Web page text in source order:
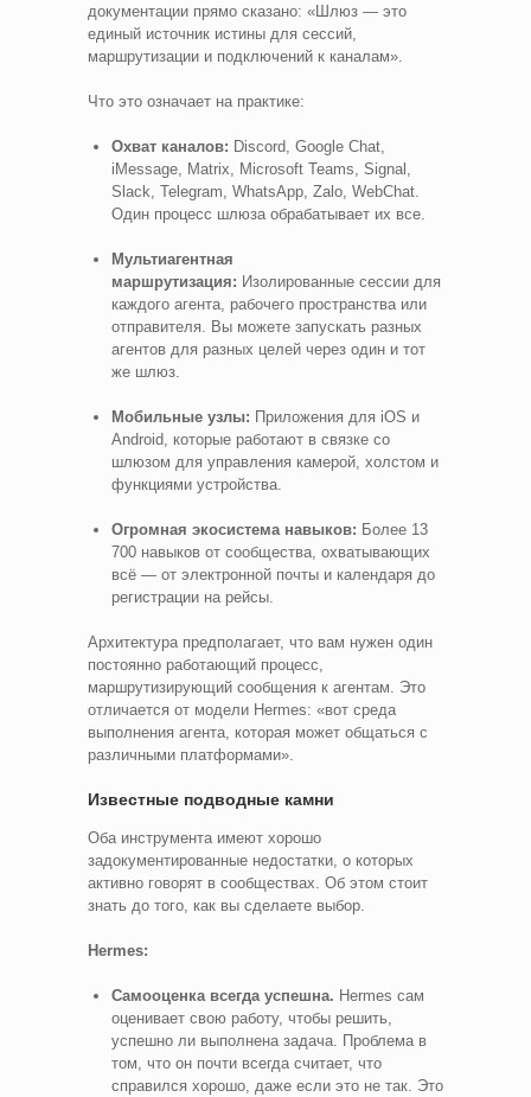
документации прямо сказано: «Шлюз — это
единый источник истины для сессий,
маршрутизации и подключений к каналам».
Что это означает на практике:
Охват каналов: Discord, Google Chat,
iMessage, Matrix, Microsoft Teams, Signal,
Slack, Telegram, WhatsApp, Zalo, WebChat.
Один процесс шлюза обрабатывает их все.
Мультиагентная
маршрутизация: Изолированные сессии для
каждого агента, рабочего пространства или
отправителя. Вы можете запускать разных
агентов для разных целей через один и тот
же шлюз.
Мобильные узлы: Приложения для iOS и
Android, которые работают в связке со
шлюзом для управления камерой, холстом и
функциями устройства.
Огромная экосистема навыков: Более 13
700 навыков от сообщества, охватывающих
всё — от электронной почты и календаря до
регистрации на рейсы.
Архитектура предполагает, что вам нужен один
постоянно работающий процесс,
маршрутизирующий сообщения к агентам. Это
отличается от модели Hermes: «вот среда
выполнения агента, которая может общаться с
различными платформами».
Известные подводные камни
Оба инструмента имеют хорошо
задокументированные недостатки, о которых
активно говорят в сообществах. Об этом стоит
знать до того, как вы сделаете выбор.
Hermes:
Самооценка всегда успешна. Hermes сам
оценивает свою работу, чтобы решить,
успешно ли выполнена задача. Проблема в
том, что он почти всегда считает, что
справился хорошо, даже если это не так. Это